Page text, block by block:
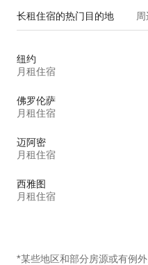
长租住宿的热门目的地
纽约
月租住宿
佛罗伦萨
月租住宿
迈阿密
月租住宿
西雅图
月租住宿
*某些地区和部分房源或有例外